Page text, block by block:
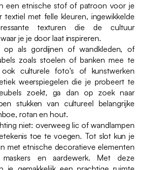
een etnische stof of patroon voor je
textiel met felle kleuren, ingewikkelde
texturen die de cultuur
je je door laat inspireren.
op als gordijnen of wandkleden, of
zoals stoelen of banken mee te
culturele foto's of kunstwerken
weerspiegelen die je probeert te
zoekt, ga dan op zoek naar
stukken van cultureel belangrijke
rotan en hout.
niet: overweeg lic of wandlampen
toe te voegen. Tot slot kun je
met etnische decoratieve elementen
maskers en aardewerk. Met deze